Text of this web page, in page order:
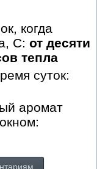
когда
С: от десяти
тепла
суток:
аромат